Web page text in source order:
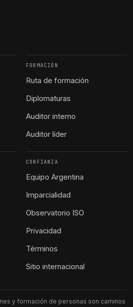
FORMACIÓN
Ruta de formación
Diplomaturas
Auditor interno
Auditor líder
CONFIANZA
Equipo Argentina
Imparcialidad
Observatorio ISO
Privacidad
Términos
Sitio internacional
y formación de personas son caminos